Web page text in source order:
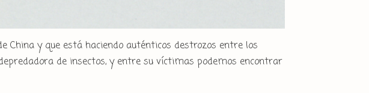
China y que está haciendo auténticos destrozos entre los
de insectos, y entre su víctimas podemos encontrar